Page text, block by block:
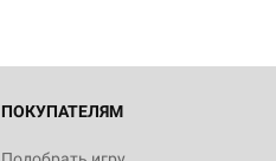
ПОКУПАТЕЛЯМ